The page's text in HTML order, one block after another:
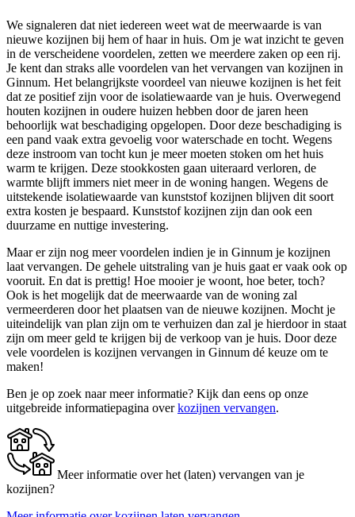
We signaleren dat niet iedereen weet wat de meerwaarde is van
nieuwe kozijnen bij hem of haar in huis. Om je wat inzicht te geven
in de verscheidene voordelen, zetten we meerdere zaken op een rij.
Je kent dan straks alle voordelen van het vervangen van kozijnen in
Ginnum. Het belangrijkste voordeel van nieuwe kozijnen is het feit
dat ze positief zijn voor de isolatiewaarde van je huis. Overwegend
houten kozijnen in oudere huizen hebben door de jaren heen
behoorlijk wat beschadiging opgelopen. Door deze beschadiging is
een pand vaak extra gevoelig voor waterschade en tocht. Wegens
deze instroom van tocht kun je meer moeten stoken om het huis
warm te krijgen. Deze stookkosten gaan uiteraard verloren, de
warmte blijft immers niet meer in de woning hangen. Wegens de
uitstekende isolatiewaarde van kunststof kozijnen blijven dit soort
extra kosten je bespaard. Kunststof kozijnen zijn dan ook een
duurzame en nuttige investering.
Maar er zijn nog meer voordelen indien je in Ginnum je kozijnen
laat vervangen. De gehele uitstraling van je huis gaat er vaak ook op
vooruit. En dat is prettig! Hoe mooier je woont, hoe beter, toch?
Ook is het mogelijk dat de meerwaarde van de woning zal
vermeerderen door het plaatsen van de nieuwe kozijnen. Mocht je
uiteindelijk van plan zijn om te verhuizen dan zal je hierdoor in staat
zijn om meer geld te krijgen bij de verkoop van je huis. Door deze
vele voordelen is kozijnen vervangen in Ginnum dé keuze om te
maken!
Ben je op zoek naar meer informatie? Kijk dan eens op onze
uitgebreide informatiepagina overkozijnen vervangen.
Meer informatie over het (laten) vervangen van je
kozijnen?